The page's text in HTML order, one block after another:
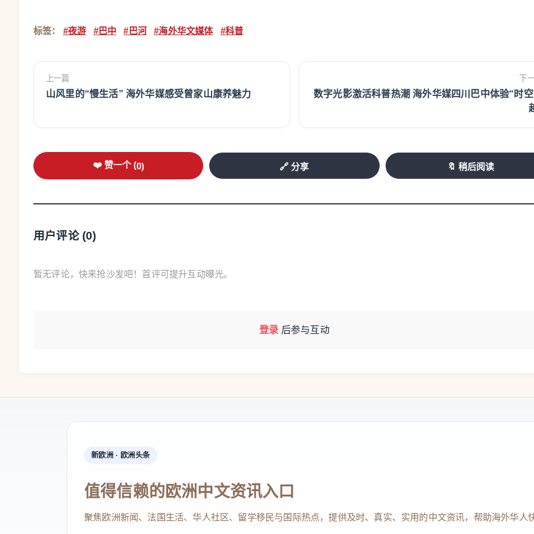
标签： #夜游 #巴中 #巴河 #海外华文媒体 #科普
上一篇
山风里的“慢生活” 海外华媒感受曾家山康养魅力
下
数字光影激活科普热潮 海外华媒四川巴中体验“时
❤️ 赞一个 (0) 🔗 分享 🔖 稍后阅读
用户评论 (0)
暂无评论，快来抢沙发吧！首评可提升互动曝光。
登录 后参与互动
新欧洲 · 欧洲头条
值得信赖的欧洲中文资讯入口
聚焦欧洲新闻、法国生活、华人社区、留学移民与国际热点，提供及时、真实、实用的中文资讯，帮助海外华人